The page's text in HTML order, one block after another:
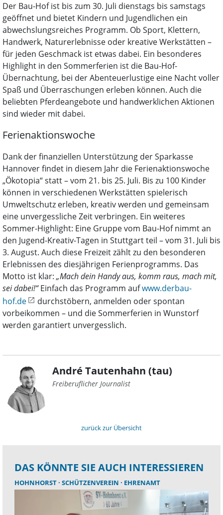
Der Bau-Hof ist bis zum 30. Juli dienstags bis samstags
geöffnet und bietet Kindern und Jugendlichen ein
abwechslungsreiches Programm. Ob Sport, Klettern,
Handwerk, Naturerlebnisse oder kreative Werkstätten –
für jeden Geschmack ist etwas dabei. Ein besonderes
Highlight in den Sommerferien ist die Bau-Hof-
Übernachtung, bei der Abenteuerlustige eine Nacht voller
Spaß und Überraschungen erleben können. Auch die
beliebten Pferdeangebote und handwerklichen Aktionen
sind wieder mit dabei.
Ferienaktionswoche
Dank der finanziellen Unterstützung der Sparkasse
Hannover findet in diesem Jahr die Ferienaktionswoche
„Ökotopia“ statt – vom 21. bis 25. Juli. Bis zu 100 Kinder
können in verschiedenen Werkstätten spielerisch
Umweltschutz erleben, kreativ werden und gemeinsam
eine unvergessliche Zeit verbringen. Ein weiteres
Sommer-Highlight: Eine Gruppe vom Bau-Hof nimmt an
den Jugend-Kreativ-Tagen in Stuttgart teil – vom 31. Juli bis
3. August. Auch diese Freizeit zählt zu den besonderen
Erlebnissen des diesjährigen Ferienprogramms. Das
Motto ist klar: „Mach dein Handy aus, komm raus, mach mit,
sei dabei!“Einfach das Programm aufwww.derbau-
hof.de
durchstöbern, anmelden oder spontan
vorbeikommen – und die Sommerferien in Wunstorf
werden garantiert unvergesslich.
André Tautenhahn (tau)
Freiberuflicher Journalist
zurück zur Übersicht
DAS KÖNNTE SIE AUCH INTERESSIEREN
HOHNHORST SCHÜTZENVEREIN EHRENAMT